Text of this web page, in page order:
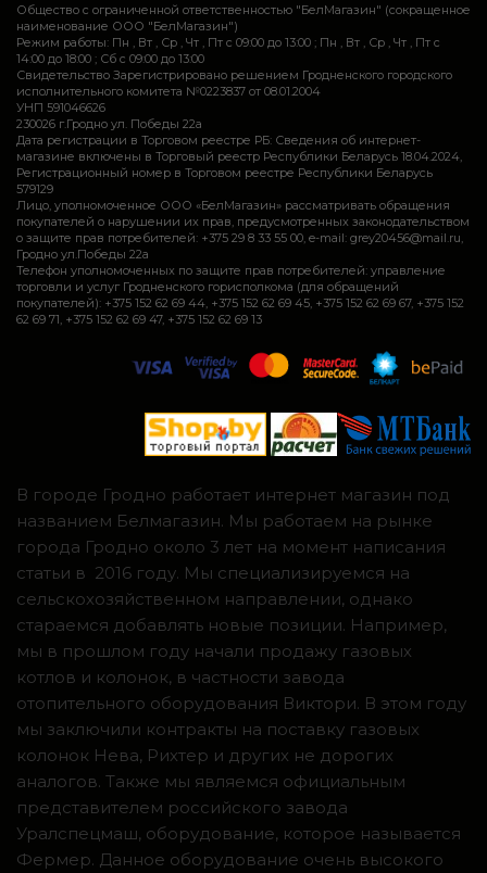
Общество с ограниченной ответственностью "БелМагазин" (сокращенное
наименование ООО "БелМагазин")
Режим работы: Пн , Вт , Ср , Чт , Пт c 09:00 до 13:00 ; Пн , Вт , Ср , Чт , Пт c
14:00 до 18:00 ; Сб c 09:00 до 13:00
Свидетельство Зарегистрировано решением Гродненского городского
исполнительного комитета №0223837 от 08.01.2004
УНП 591046626
230026 г.Гродно ул. Победы 22а
Дата регистрации в Торговом реестре РБ: Сведения об интернет-
магазине включены в Торговый реестр Республики Беларусь 18.04.2024,
Регистрационный номер в Торговом реестре Республики Беларусь
579129
Лицо, уполномоченное ООО «БелМагазин» рассматривать обращения
покупателей о нарушении их прав, предусмотренных законодательством
о защите прав потребителей: +375 29 8 33 55 00, e-mail: grey20456@mail.ru,
Гродно ул.Победы 22а
Телефон уполномоченных по защите прав потребителей: управление
торговли и услуг Гродненского горисполкома (для обращений
покупателей): +375 152 62 69 44, +375 152 62 69 45, +375 152 62 69 67, +375 152
62 69 71, +375 152 62 69 47, +375 152 62 69 13
В городе Гродно работает интернет магазин под
названием Белмагазин. Мы работаем на рынке
города Гродно около 3 лет на момент написания
статьи в 2016 году. Мы специализируемся на
сельскохозяйственном направлении, однако
стараемся добавлять новые позиции. Например,
мы в прошлом году начали продажу газовых
котлов и колонок, в частности завода
отопительного оборудования Виктори. В этом году
мы заключили контракты на поставку газовых
колонок Нева, Рихтер и других не дорогих
аналогов. Также мы являемся официальным
представителем российского завода
Уралспецмаш, оборудование, которое называется
Фермер. Данное оборудование очень высокого